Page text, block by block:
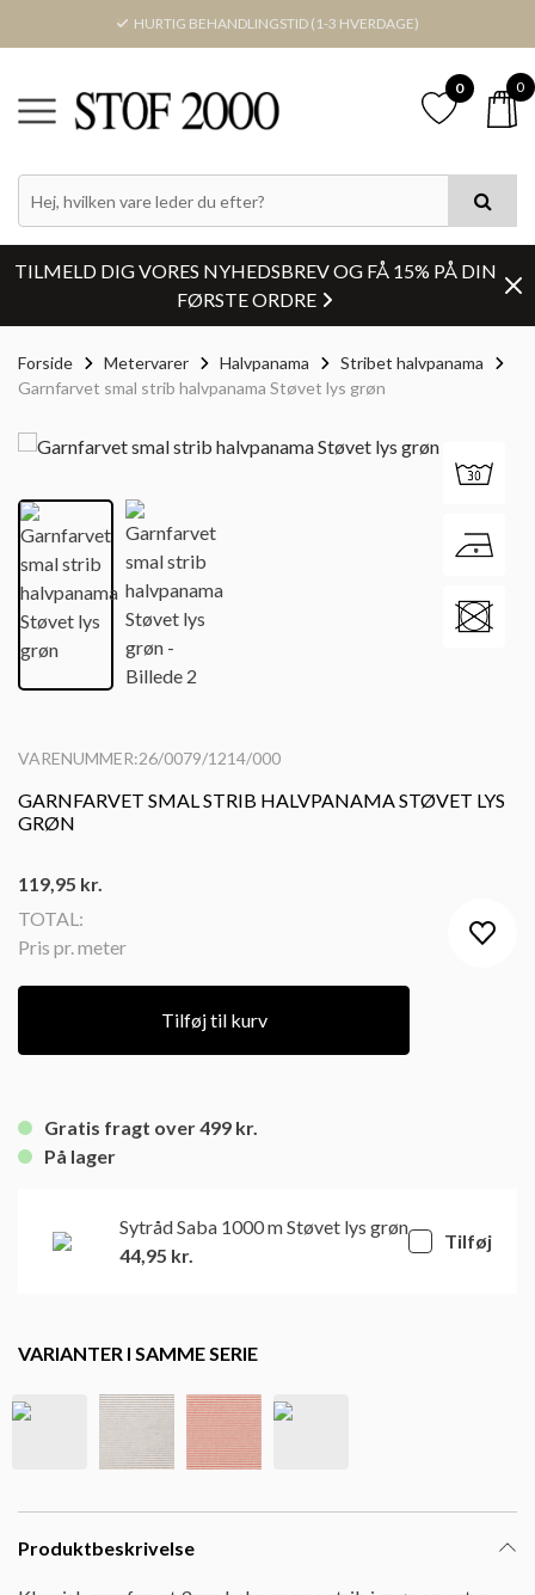
HURTIG BEHANDLINGSTID (1-3 HVERDAGE)
0 0
TILMELD DIG VORES NYHEDSBREV OG FÅ 15% PÅ DIN
FØRSTE ORDRE
Forside Metervarer Halvpanama
Stribet halvpanama
Garnfarvet smal strib halvpanama Støvet lys grøn
VARENUMMER:26/0079/1214/000
GARNFARVET SMAL STRIB HALVPANAMA STØVET LYS
GRØN
Pris pr. meter
119,95 kr.
TOTAL:
Tilføj til kurv
Gratis fragt over 499 kr.
På lager
Sytråd Saba 1000 m Støvet lys grøn
44,95 kr.
Tilføj
VARIANTER I SAMME SERIE
Produktbeskrivelse